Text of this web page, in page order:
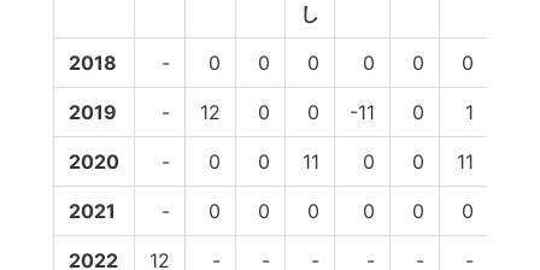
し
2018 - 0 0 0 0 0 0
2019 - 12 0 0 -11 0 1
2020 - 0 0 11 0 0 11
2021 - 0 0 0 0 0 0
2022 12 - - - - - -